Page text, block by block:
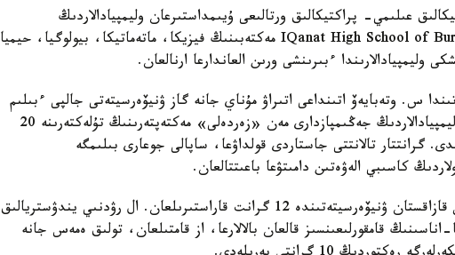
عىلىمي- پراكتيكالىق ورتالىعى ۇيىمداستىرعان وليمپيادالاردىڭ
جەڭىمپازدارىنا، بەس گرانت IQanat High School of Burabay مەكتەبىنىڭ فيزيكا، ماتەماتيكا، بيولوگيا، حيميا
وليمپيادالارىندا ءبىرىنشى ورىن العاندارعا ارنالعان.
س. وتەبايەۆ اتىنداعى اتىراۋ مۇناي جانە گاز ۋنيۆەرسيتەتى جالپى ءبىلىم
بەرەتىن پاندەر بويىنشا وبلىستىق وليمپيادالاردىڭ جەڭىمپازدارى مەن «زەردەلى» مەكتەپتەرىنىڭ تۇلەكتەرىنە 20
گرانتتار تالانتتى جاستاردى قولداۋعا، ساپالى جوعارى بىلىمگە
كاسىبي الەۋەتىن دامىتۋعا باعىتتالعان.
سارسەن امانجولوۆ اتىنداعى شىعىس قازاقستان ۋنيۆەرسيتەتىندە 12 گرانت قاراستىرىلعان. ال رۋدنىي يندۋستريالىق
اناسىنىڭ قامقورلىعىنسىز قالعان بالالارعا، از قامتىلعان، تولىق ەمەس جانە